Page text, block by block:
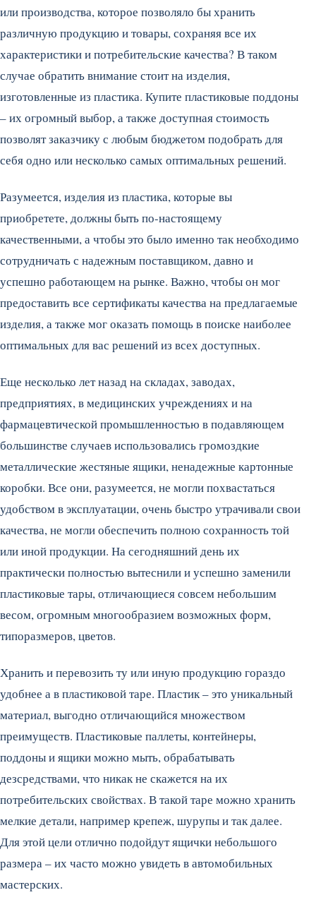
или производства, которое позволяло бы хранить
различную продукцию и товары, сохраняя все их
характеристики и потребительские качества? В таком
случае обратить внимание стоит на изделия,
изготовленные из пластика. Купите пластиковые поддоны
– их огромный выбор, а также доступная стоимость
позволят заказчику с любым бюджетом подобрать для
себя одно или несколько самых оптимальных решений.
Разумеется, изделия из пластика, которые вы
приобретете, должны быть по-настоящему
качественными, а чтобы это было именно так необходимо
сотрудничать с надежным поставщиком, давно и
успешно работающем на рынке. Важно, чтобы он мог
предоставить все сертификаты качества на предлагаемые
изделия, а также мог оказать помощь в поиске наиболее
оптимальных для вас решений из всех доступных.
Еще несколько лет назад на складах, заводах,
предприятиях, в медицинских учреждениях и на
фармацевтической промышленностью в подавляющем
большинстве случаев использовались громоздкие
металлические жестяные ящики, ненадежные картонные
коробки. Все они, разумеется, не могли похвастаться
удобством в эксплуатации, очень быстро утрачивали свои
качества, не могли обеспечить полною сохранность той
или иной продукции. На сегодняшний день их
практически полностью вытеснили и успешно заменили
пластиковые тары, отличающиеся совсем небольшим
весом, огромным многообразием возможных форм,
типоразмеров, цветов.
Хранить и перевозить ту или иную продукцию гораздо
удобнее а в пластиковой таре. Пластик – это уникальный
материал, выгодно отличающийся множеством
преимуществ. Пластиковые паллеты, контейнеры,
поддоны и ящики можно мыть, обрабатывать
дезсредствами, что никак не скажется на их
потребительских свойствах. В такой таре можно хранить
мелкие детали, например крепеж, шурупы и так далее.
Для этой цели отлично подойдут ящички небольшого
размера – их часто можно увидеть в автомобильных
мастерских.